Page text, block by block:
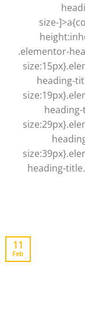
size-
.elementor-
heading-
heading-
11
Feb